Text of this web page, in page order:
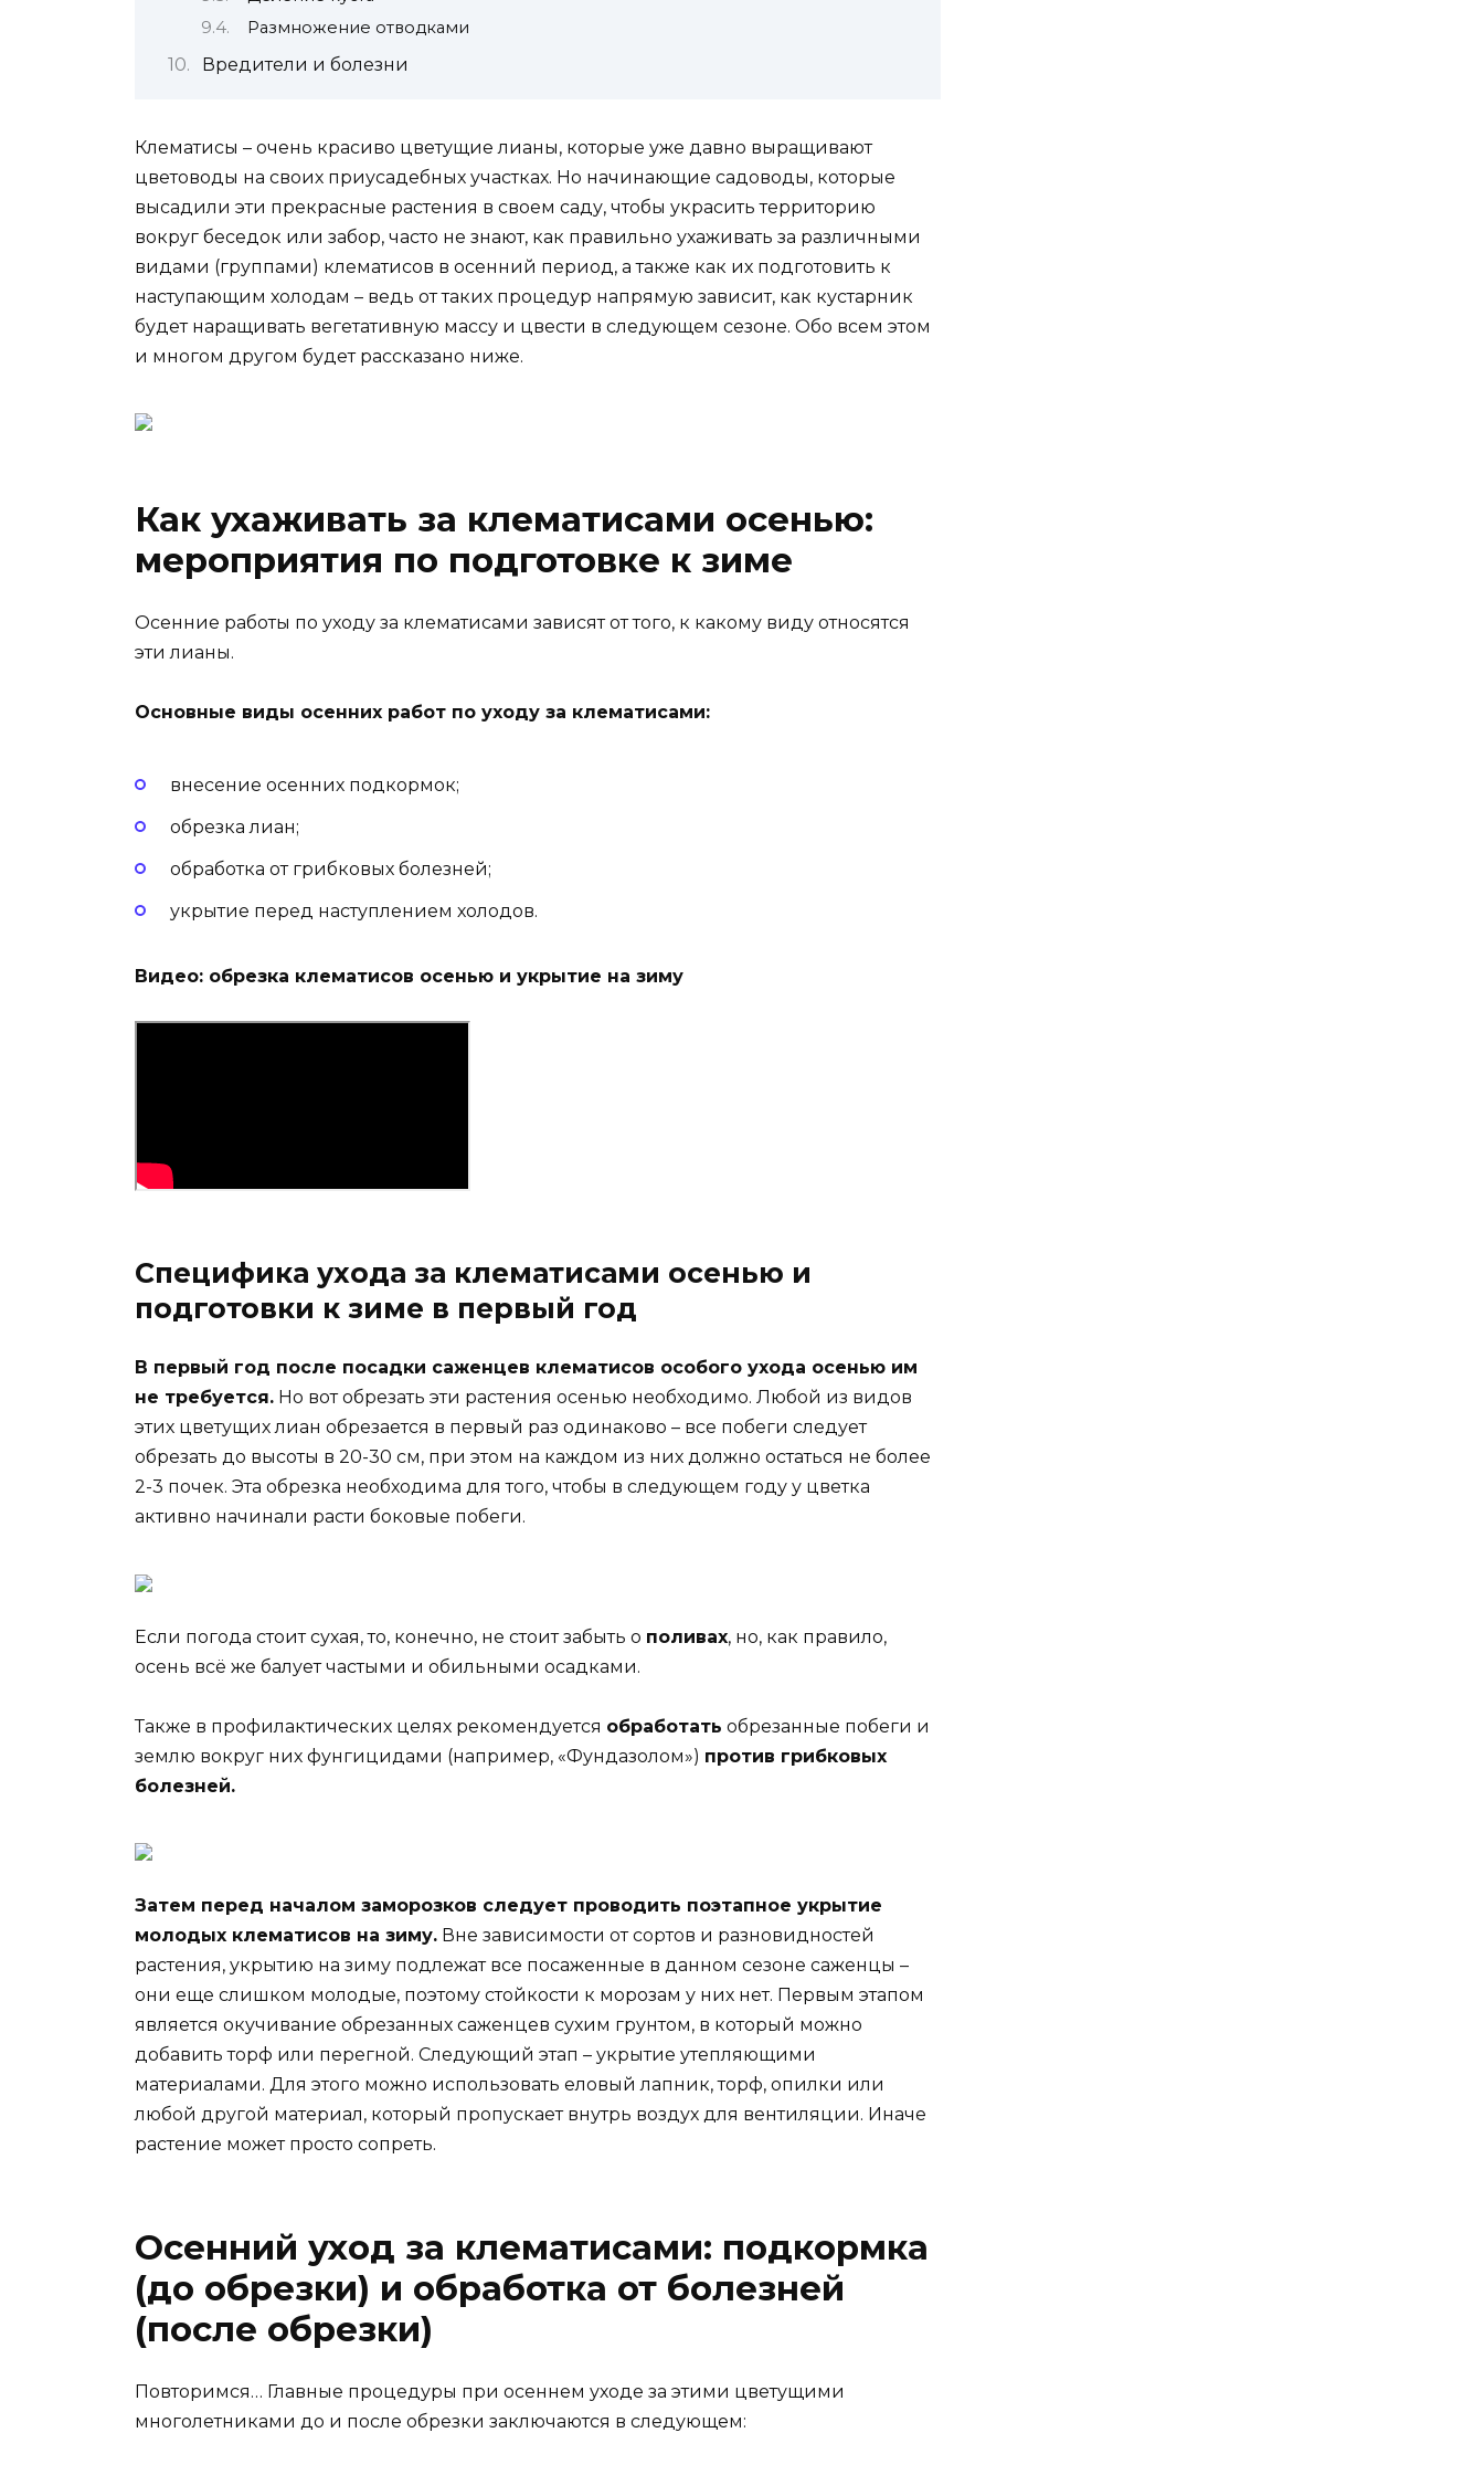
Размножение отводками
Вредители и болезни
Клематисы – очень красиво цветущие лианы, которые уже давно выращивают
цветоводы на своих приусадебных участках. Но начинающие садоводы, которые
высадили эти прекрасные растения в своем саду, чтобы украсить территорию
вокруг беседок или забор, часто не знают, как правильно ухаживать за различными
видами (группами) клематисов в осенний период, а также как их подготовить к
наступающим холодам – ведь от таких процедур напрямую зависит, как кустарник
будет наращивать вегетативную массу и цвести в следующем сезоне. Обо всем этом
и многом другом будет рассказано ниже.
Как ухаживать за клематисами осенью:
мероприятия по подготовке к зиме
Осенние работы по уходу за клематисами зависят от того, к какому виду относятся
эти лианы.
Основные виды осенних работ по уходу за клематисами:
внесение осенних подкормок;
обрезка лиан;
обработка от грибковых болезней;
укрытие перед наступлением холодов.
Видео: обрезка клематисов осенью и укрытие на зиму
Специфика ухода за клематисами осенью и
подготовки к зиме в первый год
В первый год после посадки саженцев клематисов особого ухода осенью им
не требуется. Но вот обрезать эти растения осенью необходимо. Любой из видов
этих цветущих лиан обрезается в первый раз одинаково – все побеги следует
обрезать до высоты в 20-30 см, при этом на каждом из них должно остаться не более
2-3 почек. Эта обрезка необходима для того, чтобы в следующем году у цветка
активно начинали расти боковые побеги.
Если погода стоит сухая, то, конечно, не стоит забыть о поливах, но, как правило,
осень всё же балует частыми и обильными осадками.
Также в профилактических целях рекомендуется обработать обрезанные побеги и
землю вокруг них фунгицидами (например, «Фундазолом») против грибковых
болезней.
Затем перед началом заморозков следует проводить поэтапное укрытие
молодых клематисов на зиму. Вне зависимости от сортов и разновидностей
растения, укрытию на зиму подлежат все посаженные в данном сезоне саженцы –
они еще слишком молодые, поэтому стойкости к морозам у них нет. Первым этапом
является окучивание обрезанных саженцев сухим грунтом, в который можно
добавить торф или перегной. Следующий этап – укрытие утепляющими
материалами. Для этого можно использовать еловый лапник, торф, опилки или
любой другой материал, который пропускает внутрь воздух для вентиляции. Иначе
растение может просто сопреть.
Осенний уход за клематисами: подкормка
(до обрезки) и обработка от болезней
(после обрезки)
Повторимся… Главные процедуры при осеннем уходе за этими цветущими
многолетниками до и после обрезки заключаются в следующем: